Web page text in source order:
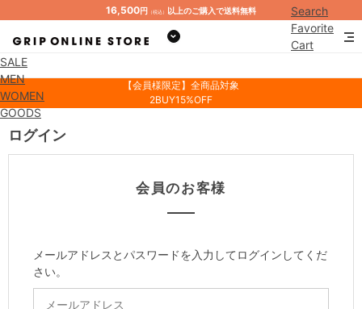
16,500円 （税込） 以上のご購入で送料無料
Search
Favorite
Cart
SALE
MEN
WOMEN
GOODS
【会員様限定】全商品対象
2BUY15%OFF
ログイン
会員のお客様
メールアドレスとパスワードを入力してログインしてくだ
さい。